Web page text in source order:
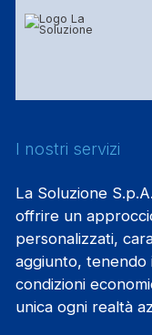
I nostri servizi
La Soluzione
offrire un
personalizzati,
aggiunto, tenendo
condizioni
unica ogni realtà